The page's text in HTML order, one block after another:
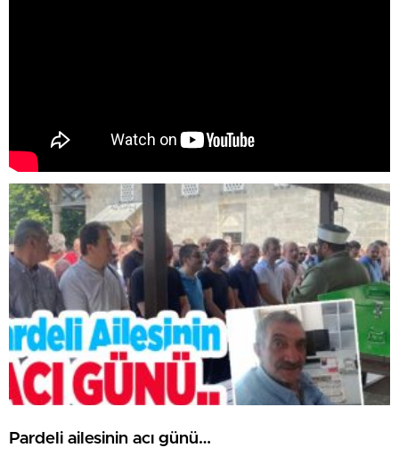
Pardeli ailesinin acı günü…